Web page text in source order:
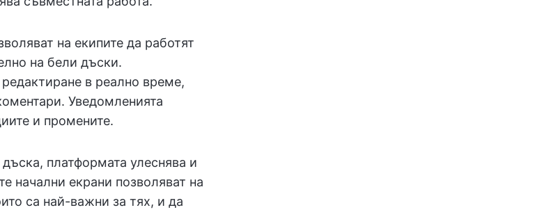
на екипите да работят
на бели дъски.
в реално време,
Уведомленията
и промените.
платформата улеснява и
начални екрани позволяват на
са най-важни за тях, и да